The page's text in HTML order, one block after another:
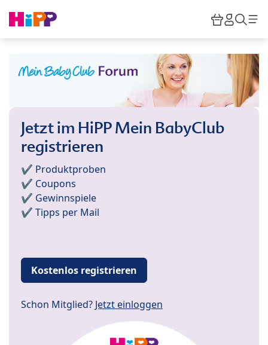
HiPP
Jetzt im HiPP Mein BabyClub
registrieren
✔️ Produktproben
✔️ Coupons
✔️ Gewinnspiele
✔️ Tipps per Mail
Kostenlos registrieren
Schon Mitglied? Jetzt einloggen